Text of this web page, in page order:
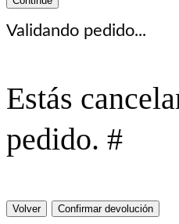
Validando pedido...
Estás
pedido. #
Volver Confirmar devolución